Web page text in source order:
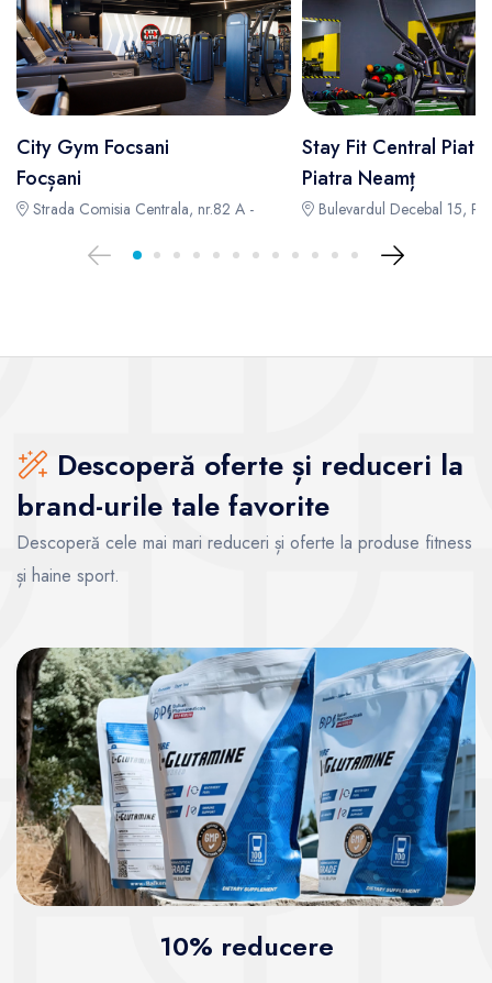
City Gym Focsani
Focșani
Strada Comisia Centrala, nr.82 A -
Stay Fit Central
Piatra Neamț
Bulevardul Decebal 15,
Descoperă oferte și reduceri la
brand-urile tale favorite
Descoperă cele mai mari reduceri și oferte la produse fitness
și haine sport.
10% reducere